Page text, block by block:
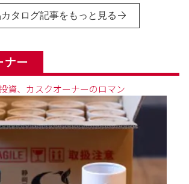
タログ記事をもっと見る
ナー
資、カスクオーナーのロマン